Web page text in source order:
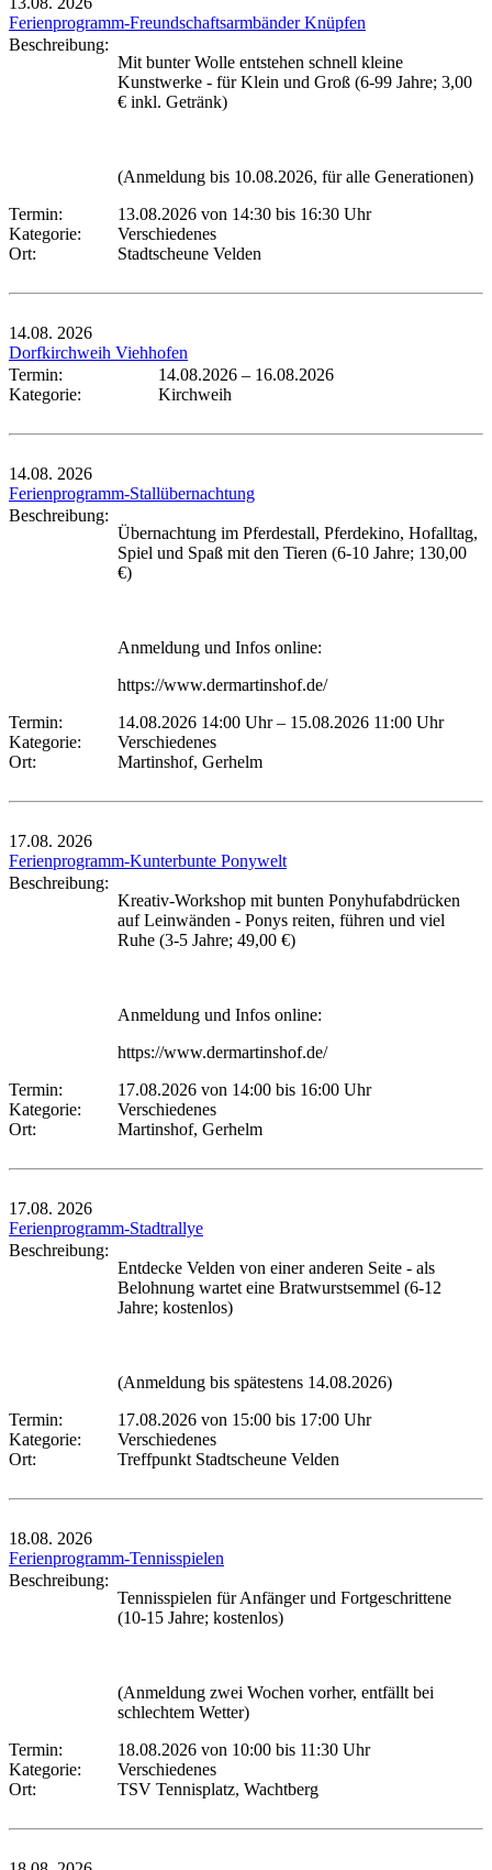
Ferienprogramm-Freundschaftsarmbänder Knüpfen
Beschreibung:
Mit bunter Wolle entstehen schnell kleine
Kunstwerke - für Klein und Groß (6-99 Jahre; 3,00
€ inkl. Getränk)
(Anmeldung bis 10.08.2026, für alle Generationen)
Termin:
13.08.2026 von 14:30 bis 16:30 Uhr
Kategorie:
Verschiedenes
Ort:
Stadtscheune Velden
14.08. 2026
Dorfkirchweih Viehhofen
Termin:
14.08.2026 – 16.08.2026
Kategorie:
Kirchweih
14.08. 2026
Ferienprogramm-Stallübernachtung
Beschreibung:
Übernachtung im Pferdestall, Pferdekino, Hofalltag,
Spiel und Spaß mit den Tieren (6-10 Jahre; 130,00
€)
Anmeldung und Infos online:
https://www.dermartinshof.de/
Termin:
14.08.2026 14:00 Uhr– 15.08.2026 11:00 Uhr
Kategorie:
Verschiedenes
Ort:
Martinshof, Gerhelm
17.08. 2026
Ferienprogramm-Kunterbunte Ponywelt
Beschreibung:
Kreativ-Workshop mit bunten Ponyhufabdrücken
auf Leinwänden - Ponys reiten, führen und viel
Ruhe (3-5 Jahre; 49,00 €)
Anmeldung und Infos online:
https://www.dermartinshof.de/
Termin:
17.08.2026 von 14:00 bis 16:00 Uhr
Kategorie:
Verschiedenes
Ort:
Martinshof, Gerhelm
17.08. 2026
Ferienprogramm-Stadtrallye
Beschreibung:
Entdecke Velden von einer anderen Seite - als
Belohnung wartet eine Bratwurstsemmel (6-12
Jahre; kostenlos)
(Anmeldung bis spätestens 14.08.2026)
Termin:
17.08.2026 von 15:00 bis 17:00 Uhr
Kategorie:
Verschiedenes
Ort:
Treffpunkt Stadtscheune Velden
18.08. 2026
Ferienprogramm-Tennisspielen
Beschreibung:
Tennisspielen für Anfänger und Fortgeschrittene
(10-15 Jahre; kostenlos)
(Anmeldung zwei Wochen vorher, entfällt bei
schlechtem Wetter)
Termin:
18.08.2026 von 10:00 bis 11:30 Uhr
Kategorie:
Verschiedenes
Ort:
TSV Tennisplatz, Wachtberg